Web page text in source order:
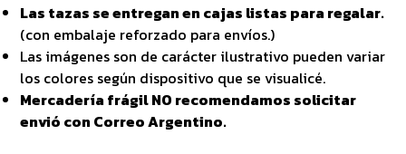
Las tazas se entregan en cajas listas para regalar.
(con embalaje reforzado para envíos.)
Las imágenes son de carácter ilustrativo pueden variar
los colores según dispositivo que se visualicé.
Mercadería frágil NO recomendamos solicitar
envió con Correo Argentino.